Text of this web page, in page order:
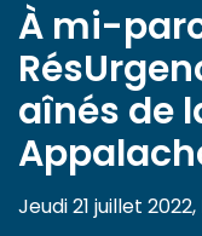
À mi-
aînés de
Jeudi 21 juillet 2022,